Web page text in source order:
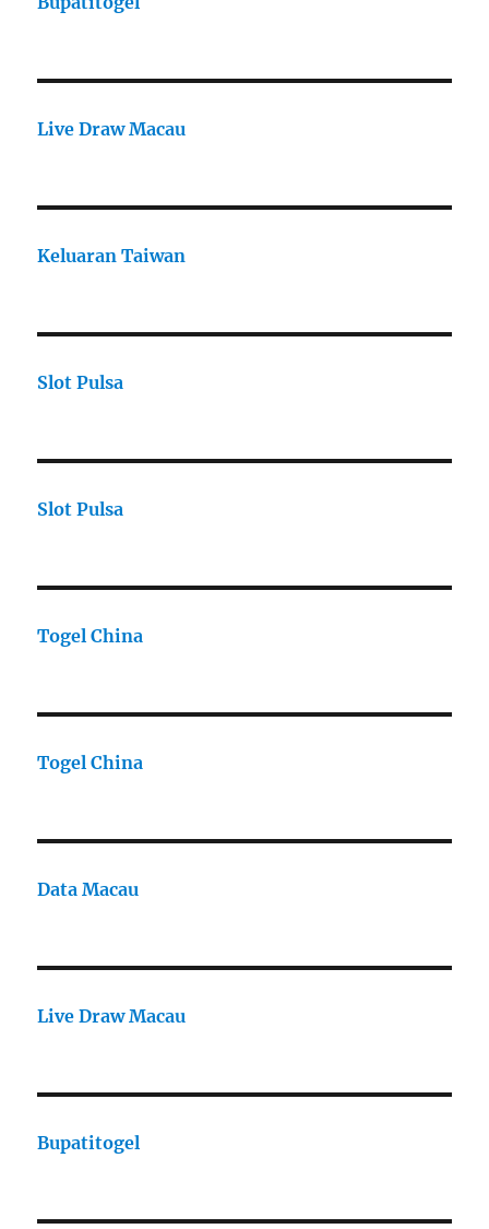
Live Draw Macau
Keluaran Taiwan
Slot Pulsa
Slot Pulsa
Togel China
Togel China
Data Macau
Live Draw Macau
Bupatitogel